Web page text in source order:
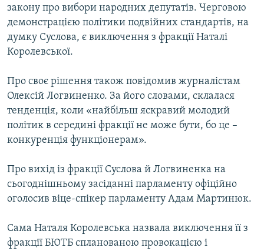
КТАТ
ДОЛУЧАЙСЯ!
Усі сайти RFE/RL
закону про вибори народних депутатів. Черговою
демонстрацією політики подвійних стандартів, на
думку Суслова, є виключення з фракції Наталі
Королевської.
Про своє рішення також повідомив журналістам
Олексій Логвиненко. За його словами, склалася
тенденція, коли «найбільш яскравий молодий
політик в середині фракції не може бути, бо це –
конкуренція функціонерам».
Про вихід із фракції Суслова й Логвиненка на
сьогоднішньому засіданні парламенту офіційно
оголосив віце-спікер парламенту Адам Мартинюк.
Сама Наталя Королевська назвала виключення її з
фракції БЮТБ спланованою провокацією і